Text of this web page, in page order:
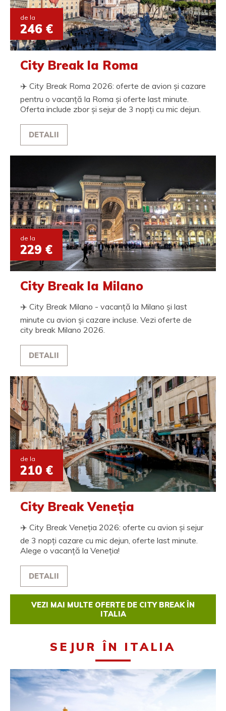
de la
246 €
City Break la Roma
✈️ City Break Roma 2026: oferte de avion și cazare
pentru o vacanță la Roma și oferte last minute.
Oferta include zbor și sejur de 3 nopți cu mic dejun.
DETALII
de la
229 €
City Break la Milano
✈️ City Break Milano - vacanță la Milano și last
minute cu avion și cazare incluse. Vezi oferte de
city break Milano 2026.
DETALII
de la
210 €
City Break Veneția
✈️ City Break Veneția 2026: oferte cu avion și sejur
de 3 nopți cazare cu mic dejun, oferte last minute.
Alege o vacanță la Veneția!
DETALII
VEZI MAI MULTE OFERTE DE CITY BREAK ÎN
ITALIA
SEJUR ÎN ITALIA